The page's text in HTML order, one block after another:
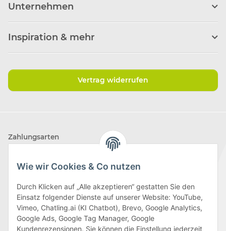
Wie wir Cookies & Co nutzen
Durch Klicken auf „Alle akzeptieren“ gestatten Sie den
Einsatz folgender Dienste auf unserer Website: YouTube,
Vimeo, Chatling.ai (KI Chatbot), Brevo, Google Analytics,
Google Ads, Google Tag Manager, Google
Kundenrezensionen. Sie können die Einstellung jederzeit
Unternehmen
Inspiration & mehr
Vertrag widerrufen
Zahlungsarten
Wir versenden mit